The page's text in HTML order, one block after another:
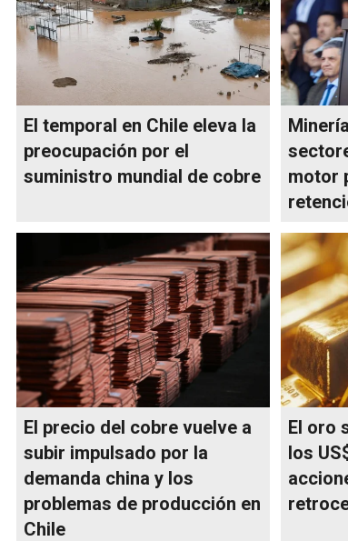
El temporal en Chile eleva la
preocupación por el
suministro mundial de cobre
motor
El precio del cobre vuelve a
subir impulsado por la
demanda china y los
problemas de producción en
Chile
El oro
los